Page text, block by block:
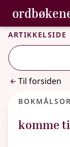
Gå til
Bokmålsordboka
Artikkelside
Til forsiden
komme